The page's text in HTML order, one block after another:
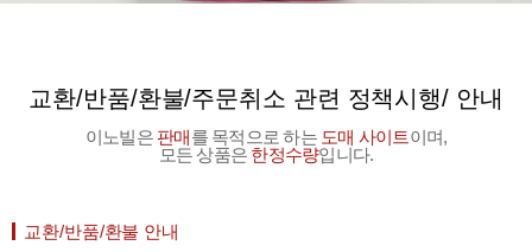
교환/반품/환불/주문취소 관련 정책시행/ 안내
이노빌은 판매를 목적으로 하는 도매 사이트이며,
모든 상품은 한정수량입니다.
교환/반품/환불 안내